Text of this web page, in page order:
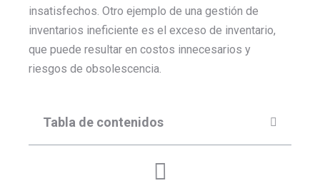
insatisfechos. Otro ejemplo de una gestión de
inventarios ineficiente es el exceso de inventario,
que puede resultar en costos innecesarios y
riesgos de obsolescencia.
Tabla de contenidos